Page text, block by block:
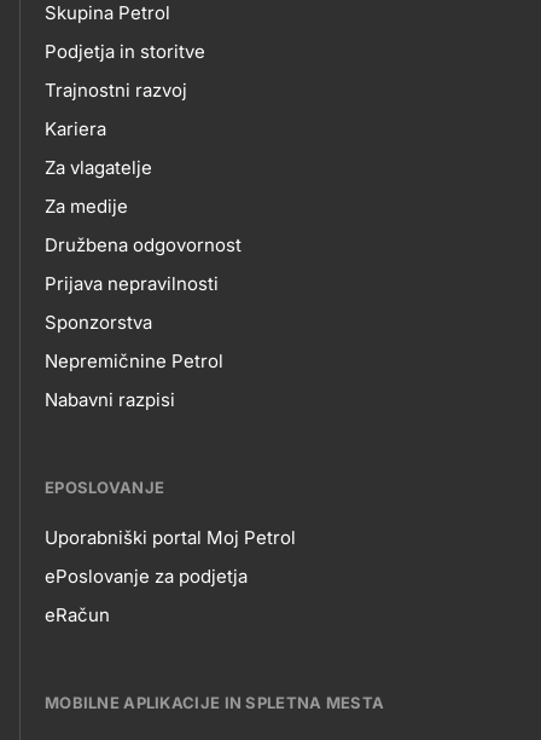
skupno.footer-
title???
O
NAS
Skupina Petrol
Podjetja in storitve
Trajnostni razvoj
Kariera
Za vlagatelje
Za medije
Družbena odgovornost
Prijava nepravilnosti
Sponzorstva
Nepremičnine Petrol
Nabavni razpisi
EPOSLOVANJE
EPOSLOVANJE
Uporabniški portal Moj Petrol
ePoslovanje za podjetja
eRačun
MOBILNE APLIKACIJE IN SPLETNA MESTA